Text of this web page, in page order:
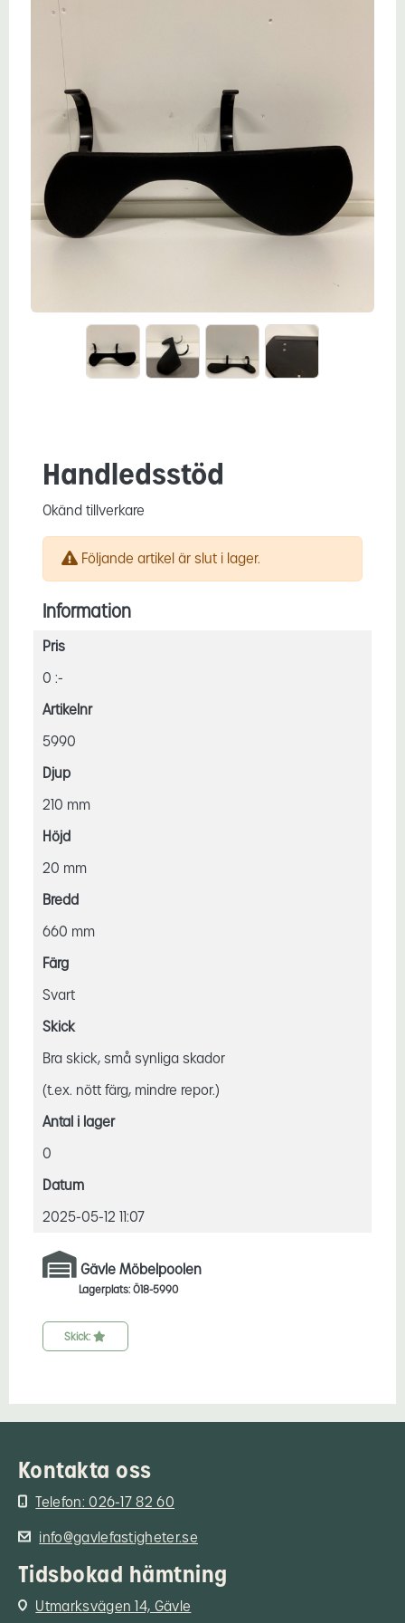
Handledsstöd
Okänd tillverkare
Följande artikel är slut i lager.
Information
Pris
0 :-
Artikelnr
5990
Djup
210 mm
Höjd
20 mm
Bredd
660 mm
Färg
Svart
Skick
Bra skick, små synliga skador
(t.ex. nött färg, mindre repor.)
Antal i lager
0
Datum
2025-05-12 11:07
Gävle Möbelpoolen
Lagerplats: Ö18-5990
Skick:
Kontakta oss
Telefon: 026-17 82 60
info@gavlefastigheter.se
Tidsbokad hämtning
Utmarksvägen 14, Gävle